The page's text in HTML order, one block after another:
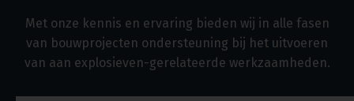
Met onze kennis en ervaring bieden wij in alle fasen
van bouwprojecten ondersteuning bij het uitvoeren
van aan explosieven-gerelateerde werkzaamheden.